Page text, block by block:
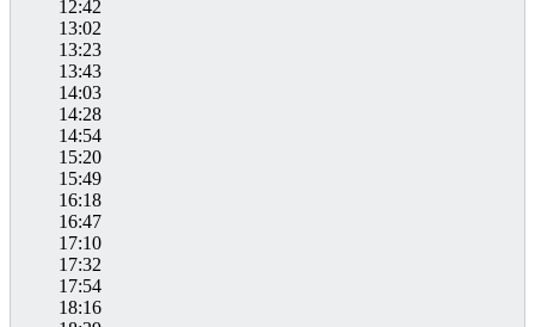
12:42
13:02
13:23
13:43
14:03
14:28
14:54
15:20
15:49
16:18
16:47
17:10
17:32
17:54
18:16